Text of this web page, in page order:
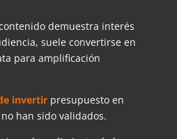
demuestra interés
suele convertirse en
para amplificación
invertirpresupuesto en
han sido validados.